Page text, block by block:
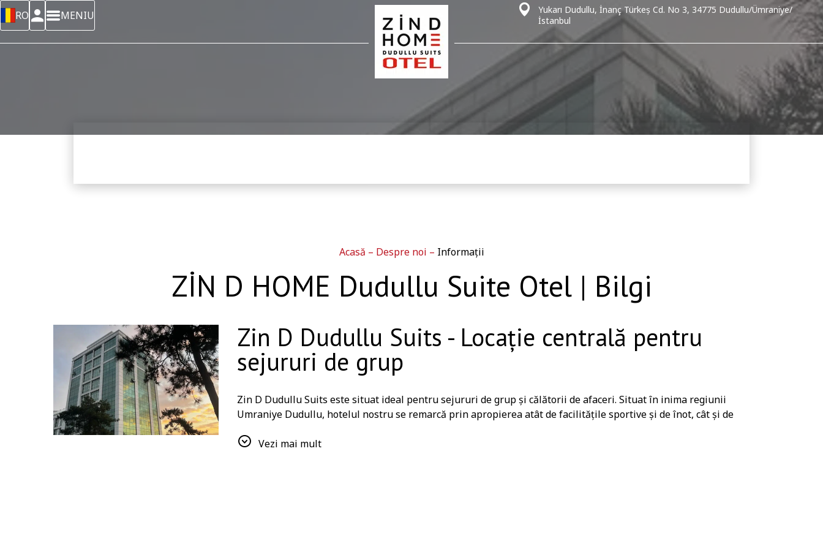
RO MENIU
Yukarı Dudullu, İnanç Türkeş Cd. No 3, 34775 Dudullu/Ümraniye/
İstanbul
Acasă – Despre noi – Informații
ZİN D HOME Dudullu Suite Otel | Bilgi
Zin D Dudullu Suits - Locație centrală pentru
sejururi de grup
Zin D Dudullu Suits este situat ideal pentru sejururi de grup și călătorii de afaceri. Situat în inima regiunii
Umraniye Dudullu, hotelul nostru se remarcă prin apropierea atât de facilitățile sportive și de înot, cât și de
de sănătate, în timp ce își gestionează cu ușurință afacerea.
Vezi mai mult